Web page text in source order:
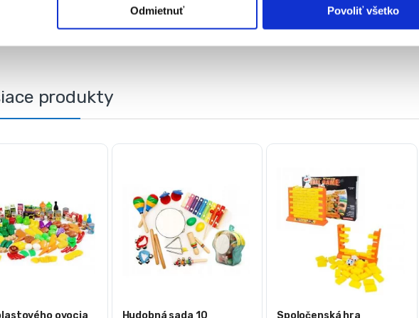
Odmietnuť Povoliť všetko
produkty